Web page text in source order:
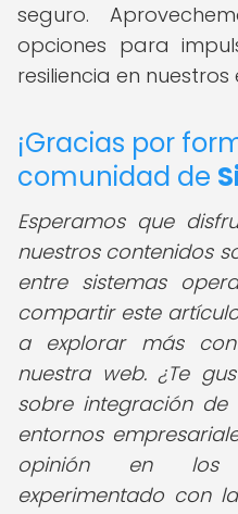
seguro.
opciones para
resiliencia en
¡Gracias por
comunidad de
Esperamos que
nuestros contenidos
entre sistemas
compartir este
a explorar más
nuestra web. ¿Te
sobre integración de
entornos
opinión en los
experimentado con